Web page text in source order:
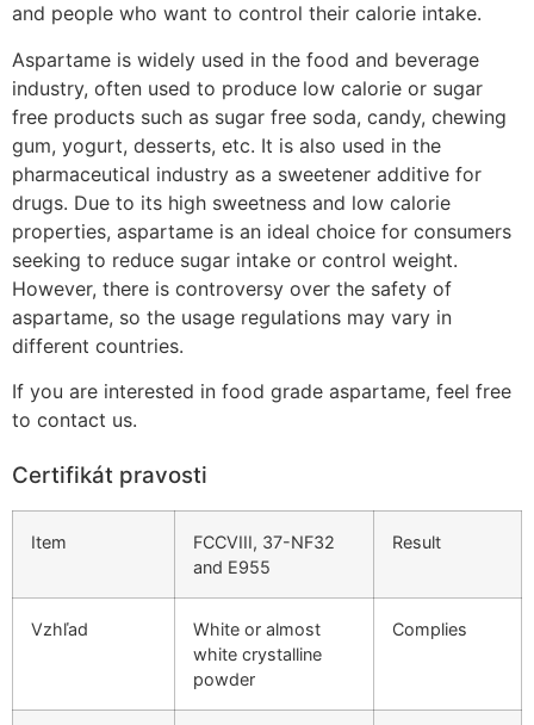
and people who want to control their calorie intake.
Aspartame is widely used in the food and beverage
industry, often used to produce low calorie or sugar
free products such as sugar free soda, candy, chewing
gum, yogurt, desserts, etc. It is also used in the
pharmaceutical industry as a sweetener additive for
drugs. Due to its high sweetness and low calorie
properties, aspartame is an ideal choice for consumers
seeking to reduce sugar intake or control weight.
However, there is controversy over the safety of
aspartame, so the usage regulations may vary in
different countries.
If you are interested in food grade aspartame, feel free
to contact us.
Certifikát pravosti
Item
FCCVIII, 37-NF32
and E955
Result
Vzhľad
White or almost
white crystalline
powder
Complies